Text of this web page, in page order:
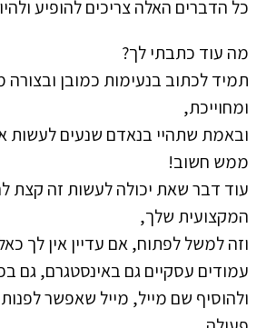
כל הדברים האלה צריכים להופיע
מה עוד כתבתי לך?
תמיד לכתוב בנעימות כמובן
ומחוייכת,
ובאמת שתהיי בנאדם שנעים לעשות
ממש חשוב!
עוד דבר שאת יכולה לעשות זה קצת
המקצועית שלך,
וזה למשל לפתוח, אם עדיין אין לך
עמודים עסקיים גם באינסטגרם, גם
ולהוסיף שם מייל, מייל שאפשר